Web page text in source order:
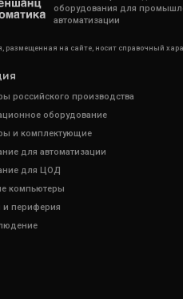
оборудования для
автоматизации
размещенная на сайте, носит справочный
российского производства
оборудование
и комплектующие
для автоматизации
для ЦОД
компьютеры
периферия